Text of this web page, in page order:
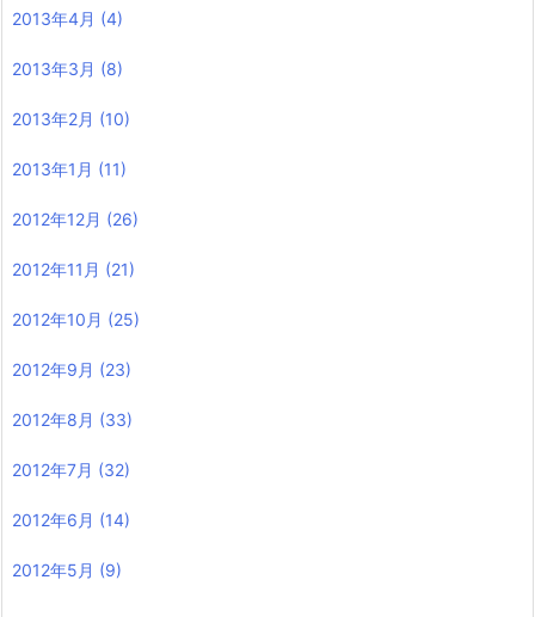
2013年4月 (4)
2013年3月 (8)
2013年2月 (10)
2013年1月 (11)
2012年12月 (26)
2012年11月 (21)
2012年10月 (25)
2012年9月 (23)
2012年8月 (33)
2012年7月 (32)
2012年6月 (14)
2012年5月 (9)